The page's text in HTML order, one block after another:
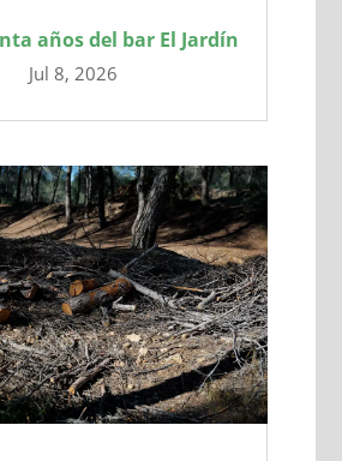
años del bar El Jardín
Jul 8, 2026